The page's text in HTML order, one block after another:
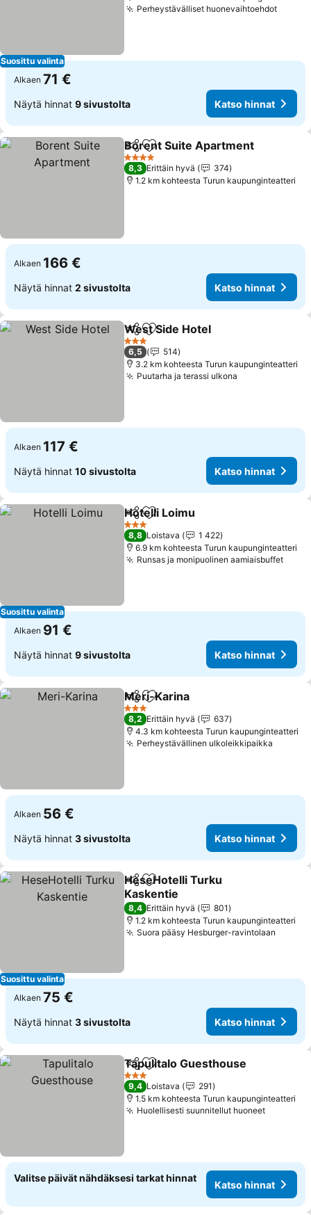
Suosittu valinta
Perheystävälliset huonevaihtoehdotKatso
Alkaen 71 €
Näytä hinnat 9 sivustolta Katso hinnat
Jaa Lisää suosikkeihin
Borent Suite Apartment
4 Tähtiluokitus
8,3 Erittäin hyvä
374
1.2 km kohteesta Turun kaupunginteatteri
Alkaen 166 €
Näytä hinnat 2 sivustolta Katso hinnat
Jaa Lisää suosikkeihin
West Side Hotel
3 Tähtiluokitus
6,5
514
3.2 km kohteesta Turun kaupunginteatteri
Puutarha ja terassi ulkona
Alkaen 117 €
Näytä hinnat 10 sivustolta Katso hinnat
Suosittu valinta
Jaa Lisää suosikkeihin
Hotelli Loimu
3 Tähtiluokitus
8,8 Loistava
1 422
6.9 km kohteesta Turun kaupunginteatteri
Runsas ja monipuolinen aamiaisbuffet
Alkaen 91 €
Näytä hinnat 9 sivustolta Katso hinnat
Jaa Lisää suosikkeihin
Meri-Karina
3 Tähtiluokitus
8,2 Erittäin hyvä
637
4.3 km kohteesta Turun kaupunginteatteri
Perheystävällinen ulkoleikkipaikka
Alkaen 56 €
Näytä hinnat 3 sivustolta Katso hinnat
Suosittu valinta
Jaa Lisää suosikkeihin
HeseHotelli Turku
Kaskentie
Katso hinnat
8,4 Erittäin hyvä
801
1.2 km kohteesta Turun kaupunginteatteri
Suora pääsy Hesburger-ravintolaan
Alkaen 75 €
Näytä hinnat 3 sivustolta Katso hinnat
Jaa Lisää suosikkeihin
Tapulitalo Guesthouse
3 Tähtiluokitus
9,4 Loistava
291
1.5 km kohteesta Turun kaupunginteatteri
Huolellisesti suunnitellut huoneetKatso
Valitse päivät nähdäksesi tarkat hinnat
Katso hinnat